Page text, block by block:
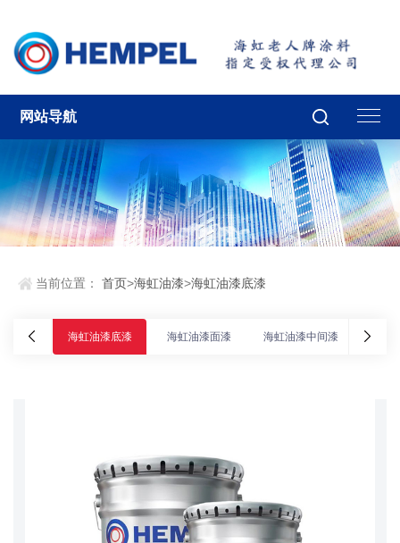
网站导航
当前位置：首页>海虹油漆>海虹油漆底漆
海虹油漆底漆 海虹油漆面漆 海虹油漆中间漆 海虹油